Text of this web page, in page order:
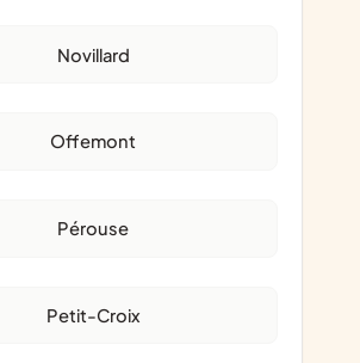
Novillard
Offemont
Pérouse
Petit-Croix